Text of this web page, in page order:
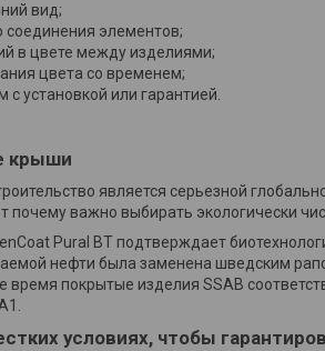
вид;
соединения элементов;
в цвете между изделиями;
цвета со временем;
установкой или гарантией.
крыши
является серьезной
почему важно выбирать экологически
Pural BT подтверждает
нефти была заменена шведским
время покрытые изделия SSAB
условиях, чтобы